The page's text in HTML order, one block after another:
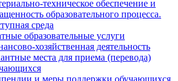
техническое обеспечение и
образовательного процесса.
среда
образовательные услуги
хозяйственная деятельность
места для приема (перевода)
и меры поддержки обучающихся